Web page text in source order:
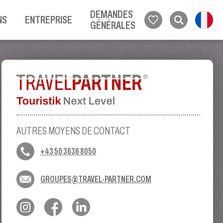
ENTREPRISE DEMANDES
GÉNÉRALES
AUTRES MOYENS DE CONTACT
+43 50 3636 8050
GROUPES@TRAVEL-PARTNER.COM